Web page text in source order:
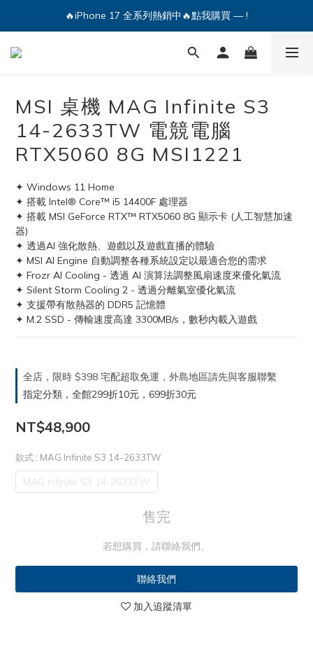
🔥iPhone 17 全系列熱銷中🔥點我購買 — !
💕加入Q哥 Line 新好友領優惠券！🎫
🔥iPhone 17 全系列熱銷中🔥點我購買 — !
MSI 桌機 MAG Infinite S3
14-2633TW 電競電腦
RTX5060 8G MSI1221
✦ Windows 11 Home
✦ 搭載 Intel® Core™ i5 14400F 處理器
✦ 搭載 MSI GeForce RTX™ RTX5060 8G 顯示卡 (人工智慧加速
器)
✦ 透過AI 強化散熱、遊戲以及遊戲直播的體驗
✦ MSI AI Engine 自動調整各種系統設定以最適合您的需求
✦ Frozr AI Cooling - 透過 AI 演算法調整風扇速度來優化氣流
✦ Silent Storm Cooling 2 - 透過分離氣室優化氣流
✦ 支援帶有散熱器的 DDR5 記憶體
✦ M.2 SSD - 傳輸速度高達 3300MB/s，數秒內載入遊戲
全店，限時 $398 宅配超取免運，外島地區請先與客服聯繫
指定分類，全館299折10元，699折30元
NT$48,900
款式 : MAG Infinite S3 14-2633TW
MAG Infinite S3 14-2633TW
售完
若想購買，請聯絡我們。
聯絡我們
加入追蹤清單